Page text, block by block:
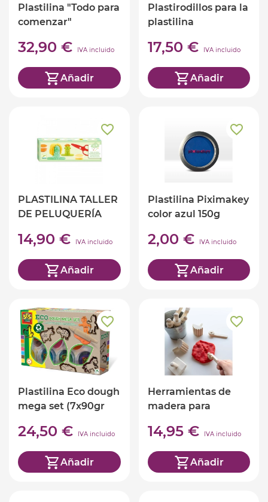
Plastilina "Todo para
comenzar"
32,90 € IVA incluido
Añadir
Plastirodillos para la
plastilina
17,50 € IVA incluido
Añadir
PLASTILINA TALLER
DE PELUQUERÍA
14,90 € IVA incluido
Añadir
Plastilina Piximakey
color azul 150g
2,00 € IVA incluido
Añadir
Plastilina Eco dough
mega set (7x90gr
24,50 € IVA incluido
Añadir
Herramientas de
madera para
14,95 € IVA incluido
Añadir